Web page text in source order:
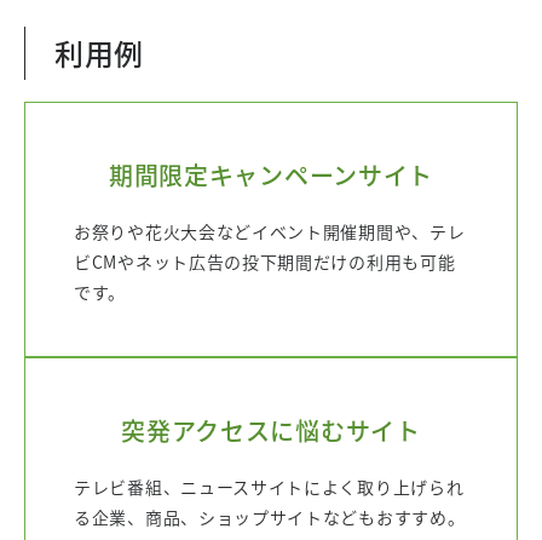
利用例
期間限定キャンペーンサイト
お祭りや花火大会などイベント開催期間や、テレ
ビCMやネット広告の投下期間だけの利用も可能
です。
突発アクセスに悩むサイト
テレビ番組、ニュースサイトによく取り上げられ
る企業、商品、ショップサイトなどもおすすめ。